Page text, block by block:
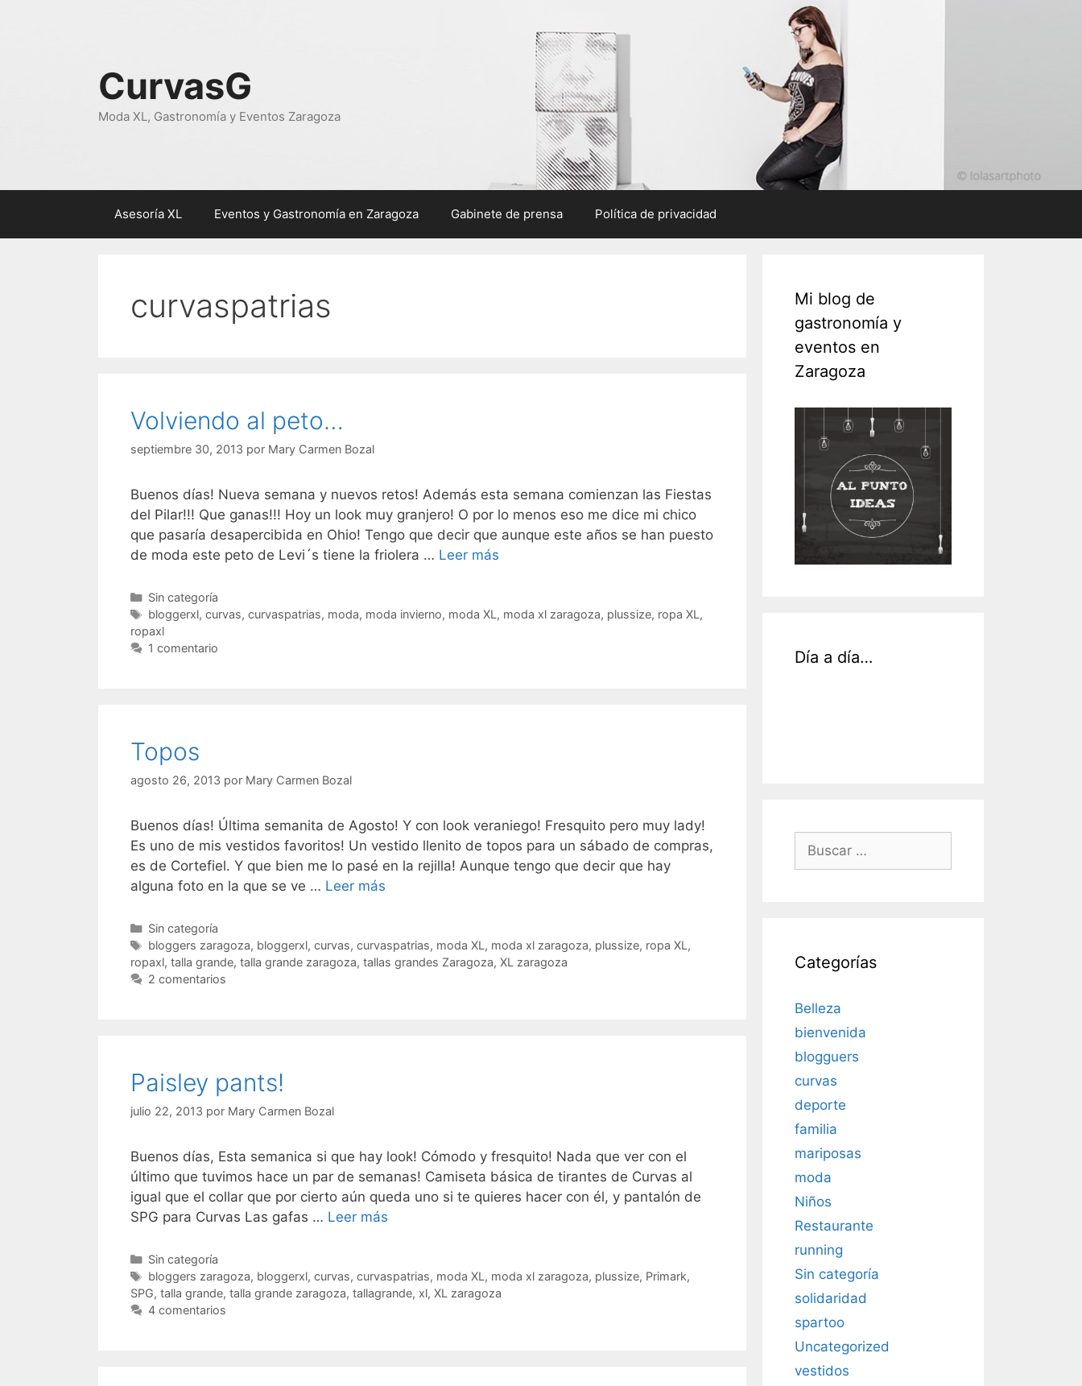
CurvasG
Moda XL, Gastronomía y Eventos Zaragoza
Asesoría XL Eventos y Gastronomía en Zaragoza Gabinete de prensa Política de privacidad
curvaspatrias
Volviendo al peto…
septiembre 30, 2013 por Mary Carmen Bozal
Buenos días! Nueva semana y nuevos retos! Además esta semana comienzan las Fiestas
del Pilar!!! Que ganas!!! Hoy un look muy granjero! O por lo menos eso me dice mi chico
que pasaría desapercibida en Ohio! Tengo que decir que aunque este años se han puesto
de moda este peto de Levi´s tiene la friolera … Leer más
Categorías
Sin categoría
Etiquetas
bloggerxl, curvas, curvaspatrias, moda, moda invierno, moda XL , moda xl zaragoza, plussize, ropa XL ,
ropaxl
1 comentario
Topos
agosto 26, 2013 por Mary Carmen Bozal
Buenos días! Última semanita de Agosto! Y con look veraniego! Fresquito pero muy lady!
Es uno de mis vestidos favoritos! Un vestido llenito de topos para un sábado de compras,
es de Cortefiel. Y que bien me lo pasé en la rejilla! Aunque tengo que decir que hay
alguna foto en la que se ve … Leer más
Categorías
Sin categoría
Etiquetas
bloggers zaragoza, bloggerxl, curvas, curvaspatrias, moda XL , moda xl zaragoza, plussize, ropa XL ,
ropaxl, talla grande, talla grande zaragoza, tallas grandes Zaragoza, XL zaragoza
2 comentarios
Paisley pants!
julio 22, 2013 por Mary Carmen Bozal
Buenos días, Esta semanica si que hay look! Cómodo y fresquito! Nada que ver con el
último que tuvimos hace un par de semanas! Camiseta básica de tirantes de Curvas al
igual que el collar que por cierto aún queda uno si te quieres hacer con él, y pantalón de
SPG para Curvas Las gafas … Leer más
Categorías
Sin categoría
Etiquetas
bloggers zaragoza, bloggerxl, curvas, curvaspatrias, moda XL , moda xl zaragoza, plussize, Primark,
SPG, talla grande, talla grande zaragoza, tallagrande, xl, XL zaragoza
4 comentarios
Mi blog de
gastronomía y
eventos en
Zaragoza
Día a día…
Buscar:
Categorías
Belleza
bienvenida
blogguers
curvas
deporte
familia
mariposas
moda
Niños
Restaurante
running
Sin categoría
solidaridad
spartoo
Uncategorized
vestidos